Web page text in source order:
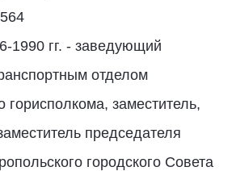
1990 гг. - заведующий
отделом
горисполкома, заместитель,
председателя
городского Совета